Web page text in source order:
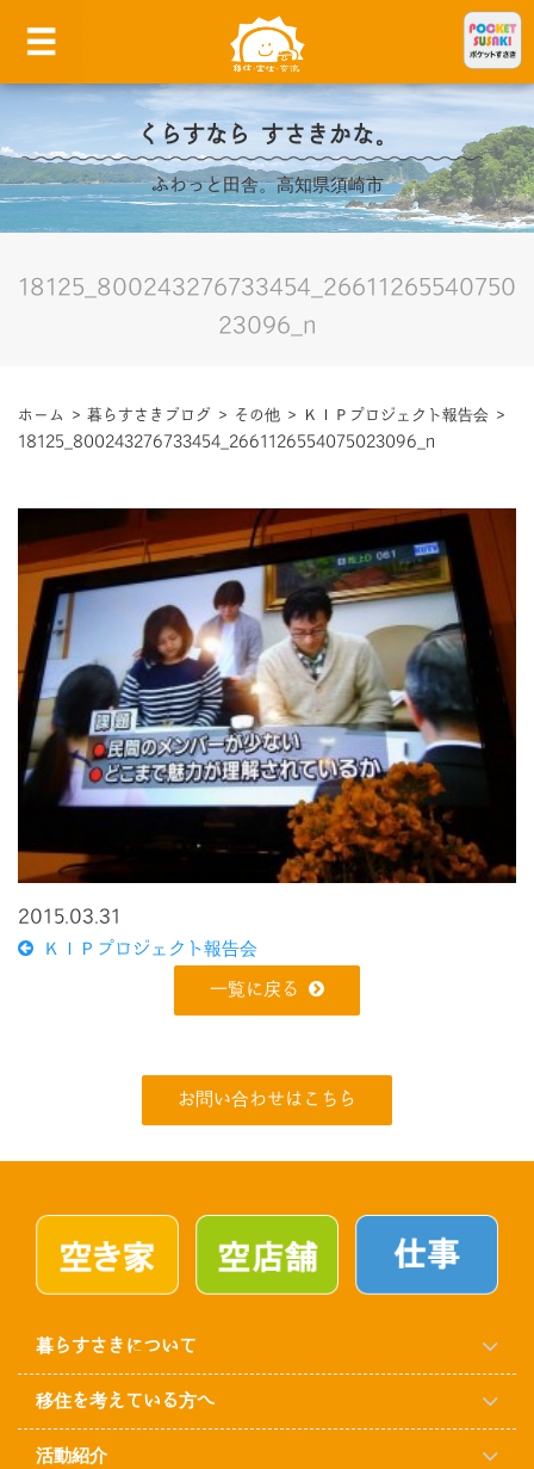
くらすなら すさきかな。
ふわっと田舎。高知県須崎市
18125_800243276733454_26611265540750
23096_n
ホーム > 暮らすさきブログ > その他 > ＫＩＰプロジェクト報告会 >
18125_800243276733454_2661126554075023096_n
2015.03.31
ＫＩＰプロジェクト報告会
一覧に戻る
お問い合わせはこちら
暮らすさきについて
移住を考えている方へ
活動紹介